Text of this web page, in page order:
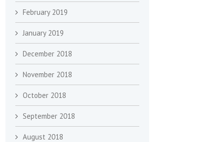
February 2019
January 2019
December 2018
November 2018
October 2018
September 2018
August 2018